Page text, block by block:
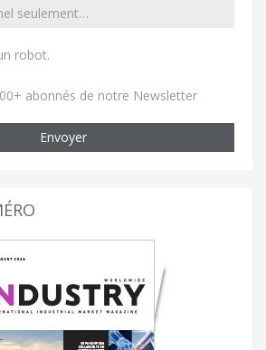
robot.
abonnés de notre Newsletter
Envoyer